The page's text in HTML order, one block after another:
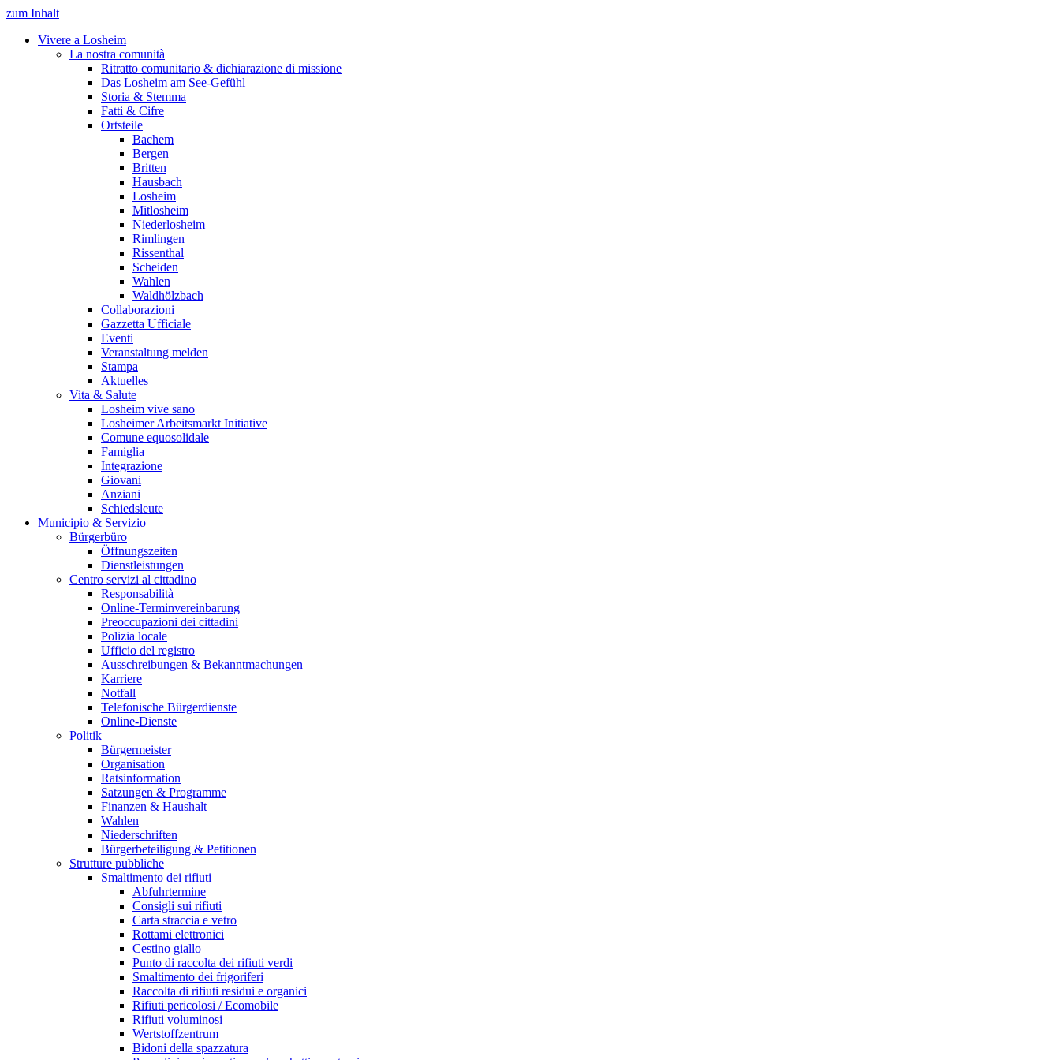
zum Inhalt
Vivere a Losheim
La nostra comunità
Ritratto comunitario & dichiarazione di missione
Das Losheim am See-Gefühl
Storia & Stemma
Fatti & Cifre
Ortsteile
Bachem
Bergen
Britten
Hausbach
Losheim
Mitlosheim
Niederlosheim
Rimlingen
Rissenthal
Scheiden
Wahlen
Waldhölzbach
Collaborazioni
Gazzetta Ufficiale
Eventi
Veranstaltung melden
Stampa
Aktuelles
Vita & Salute
Losheim vive sano
Losheimer Arbeitsmarkt Initiative
Comune equosolidale
Famiglia
Integrazione
Giovani
Anziani
Schiedsleute
Municipio & Servizio
Bürgerbüro
Öffnungszeiten
Dienstleistungen
Centro servizi al cittadino
Responsabilità
Online-Terminvereinbarung
Preoccupazioni dei cittadini
Polizia locale
Ufficio del registro
Ausschreibungen & Bekanntmachungen
Karriere
Notfall
Telefonische Bürgerdienste
Online-Dienste
Politik
Bürgermeister
Organisation
Ratsinformation
Satzungen & Programme
Finanzen & Haushalt
Wahlen
Niederschriften
Bürgerbeteiligung & Petitionen
Strutture pubbliche
Smaltimento dei rifiuti
Abfuhrtermine
Consigli sui rifiuti
Carta straccia e vetro
Rottami elettronici
Cestino giallo
Punto di raccolta dei rifiuti verdi
Smaltimento dei frigoriferi
Raccolta di rifiuti residui e organici
Rifiuti pericolosi / Ecomobile
Rifiuti voluminosi
Wertstoffzentrum
Bidoni della spazzatura